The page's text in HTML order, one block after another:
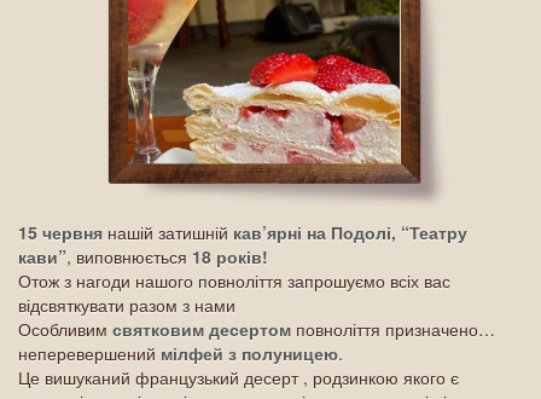
15 червня нашій затишній кав’ярні на Подолі, “Театру
кави”, виповнюється 18 років!
Отож з нагоди нашого повноліття запрошуємо всіх вас
відсвяткувати разом з нами
Особливим святковим десертом повноліття призначено…
неперевершений мілфей з полуницею.
Це вишуканий французький десерт , родзинкою якого є